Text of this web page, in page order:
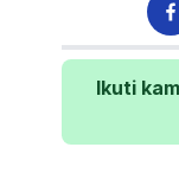
Ikuti